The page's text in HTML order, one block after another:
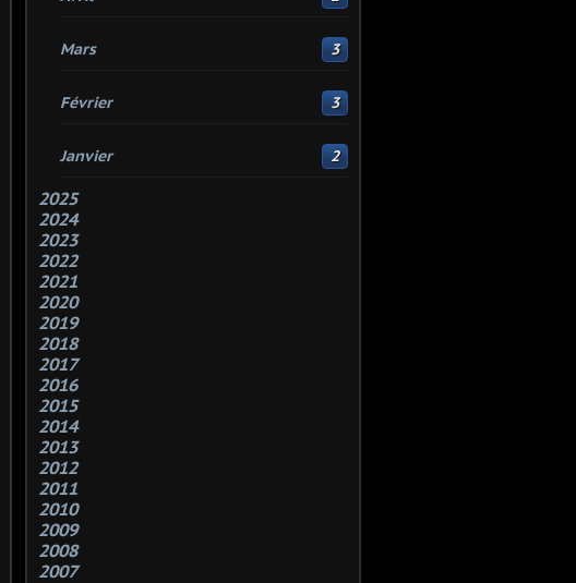
Mars 3
Février 3
Janvier 2
2025
2024
2023
2022
2021
2020
2019
2018
2017
2016
2015
2014
2013
2012
2011
2010
2009
2008
2007